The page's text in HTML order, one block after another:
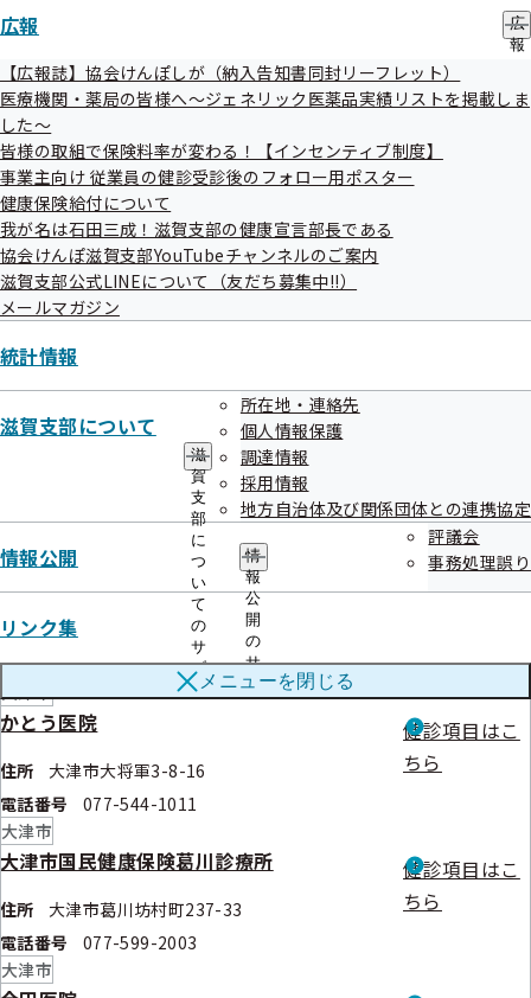
広報
広
報
ブ
【広報誌】協会けんぽしが（納入告知書同封リーフレット）
医療機関・薬局の皆様へ～ジェネリック医薬品実績リストを掲載しま
した～
皆様の取組で保険料率が変わる！【インセンティブ制度】
事業主向け 従業員の健診受診後のフォロー用ポスター
健康保険給付について
我が名は石田三成！滋賀支部の健康宣言部長である
協会けんぽ滋賀支部YouTubeチャンネルのご案内
滋賀支部公式LINEについて（友だち募集中!!）
メールマガジン
統計情報
滋賀支部について
滋
賀
支
部
に
つ
い
て
の
サ
ブ
メ
所在地・連絡先
個人情報保護
調達情報
採用情報
地方自治体及び関係団体との連携協定
情報公開
情
報
公
開
の
サ
ブ
メ
評議会
事務処理誤り
リンク集
メニューを閉じる
医療法人 石場診療所
住所 大津市石場9-6
電話番号 077-522-7776
健診項目はこ
ちら
大津市
医療法人華頂会 琵琶湖養育院病院
住所 大津市大萱7-7-2
電話番号
077-545-9191
健診項目はこ
大津市
為我井医院
住所 大津市向陽町1-5
電話番号 077-573-1138
健診項目はこ
大津市
田中診療所
大津市下阪本6-12-24
電話番号 077-578-0126
大津市
村田内科小児科クリニック
住所 大津市馬場2-6-20
電話番号 077-526-3557
健診項目はこ
大津市
かとう医院
住所
大津市大将軍3-8-16
電話番号
077-544-1011
健診項目はこ
ちら
大津市
大津市国民健康保険葛川診療所
住所
大津市葛川坊村町237-33
電話番号
077-599-2003
健診項目はこ
ちら
大津市